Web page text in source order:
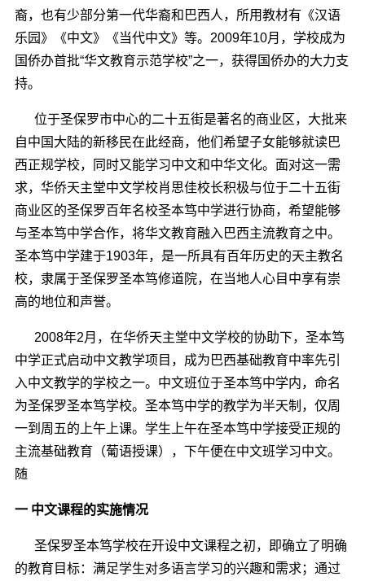
裔，也有少部分第一代华裔和巴西人，所用教材有《汉语
乐园》《中文》《当代中文》等。2009年10月，学校成为
国侨办首批“华文教育示范学校”之一，获得国侨办的大力支
持。
位于圣保罗市中心的二十五街是著名的商业区，大批来
自中国大陆的新移民在此经商，他们希望子女能够就读巴
西正规学校，同时又能学习中文和中华文化。面对这一需
求，华侨天主堂中文学校肖思佳校长积极与位于二十五街
商业区的圣保罗百年名校圣本笃中学进行协商，希望能够
与圣本笃中学合作，将华文教育融入巴西主流教育之中。
圣本笃中学建于1903年，是一所具有百年历史的天主教名
校，隶属于圣保罗圣本笃修道院，在当地人心目中享有崇
高的地位和声誉。
2008年2月，在华侨天主堂中文学校的协助下，圣本笃
中学正式启动中文教学项目，成为巴西基础教育中率先引
入中文教学的学校之一。中文班位于圣本笃中学内，命名
为圣保罗圣本笃学校。圣本笃中学的教学为半天制，仅周
一到周五的上午上课。学生上午在圣本笃中学接受正规的
主流基础教育（葡语授课），下午便在中文班学习中文。
随
一 中文课程的实施情况
圣保罗圣本笃学校在开设中文课程之初，即确立了明确
的教育目标：满足学生对多语言学习的兴趣和需求；通过